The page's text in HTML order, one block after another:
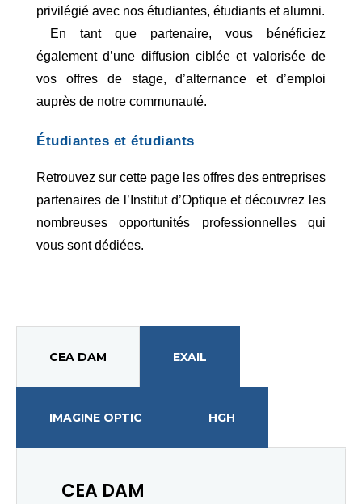
privilégié avec nos étudiantes, étudiants et alumni.
également d’une diffusion ciblée et valorisée de
vos offres de stage, d’alternance et d’emploi
auprès de notre communauté.
Étudiantes et étudiants
Retrouvez sur cette page les offres des entreprises
partenaires de l’Institut d’Optique et découvrez les
nombreuses opportunités professionnelles qui
vous sont dédiées.
CEA DAM EXAIL
IMAGINE OPTIC HGH
CEA DAM